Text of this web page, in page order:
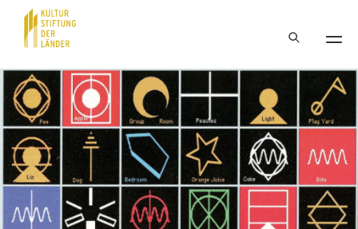
Hauptnavigation